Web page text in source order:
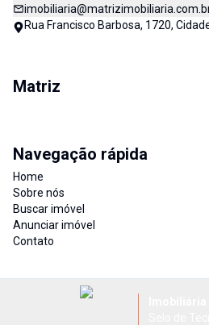
Rua Francisco Barbosa, 1720,
Matriz
Navegação rápida
Home
Sobre nós
Buscar imóvel
Anunciar imóvel
Contato